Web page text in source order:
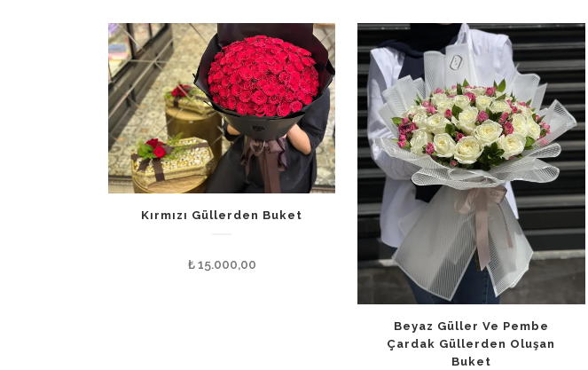
Kırmızı Güllerden Buket
₺15.000,00
Beyaz Güller Ve Pembe
Çardak Güllerden Oluşan
Buket